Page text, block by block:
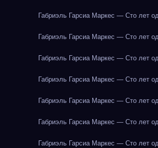
Габриэль Гарсиа Маркес — Сто лет
Габриэль Гарсиа Маркес — Сто лет
Габриэль Гарсиа Маркес — Сто лет
Габриэль Гарсиа Маркес — Сто лет
Габриэль Гарсиа Маркес — Сто лет
Габриэль Гарсиа Маркес — Сто лет
Габриэль Гарсиа Маркес — Сто лет